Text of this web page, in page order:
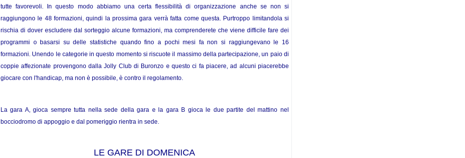
tutte favorevoli. In questo modo abbiamo una certa flessibilità di organizzazione anche se non si
raggiungono le 48 formazioni, quindi la prossima gara verrà fatta come questa. Purtroppo limitandola si
rischia di dover escludere dal sorteggio alcune formazioni, ma comprenderete che viene difficile fare dei
programmi o basarsi su delle statistiche quando fino a pochi mesi fa non si raggiungevano le 16
formazioni. Unendo le categorie in questo momento si riscuote il massimo della partecipazione, un paio di
coppie affezionate provengono dalla Jolly Club di Buronzo e questo ci fa piacere, ad alcuni piacerebbe
giocare con l'handicap, ma non è possibile, è contro il regolamento.
La gara A, gioca sempre tutta nella sede della gara e la gara B gioca le due partite del mattino nel
bocciodromo di appoggio e dal pomeriggio rientra in sede.
LE GARE DI DOMENICA